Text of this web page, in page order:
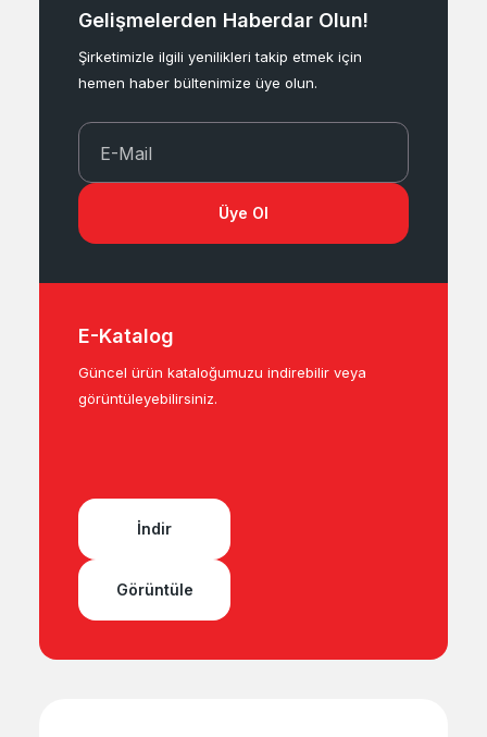
Gelişmelerden Haberdar Olun!
Şirketimizle ilgili yenilikleri takip etmek için
hemen haber bültenimize üye olun.
E-Mail
Üye Ol
E-Katalog
Güncel ürün kataloğumuzu indirebilir veya
görüntüleyebilirsiniz.
İndir
Görüntüle